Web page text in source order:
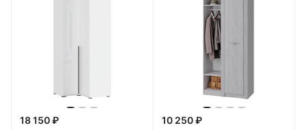
18 150 ₽
10 250 ₽